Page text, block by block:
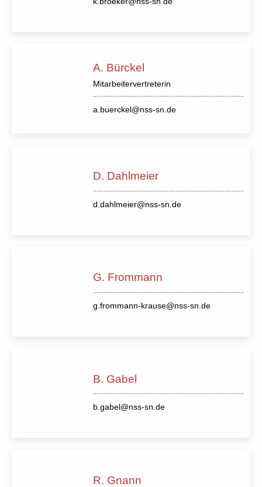
A. Bürckel
Mitarbeitervertreterin
a.buerckel@nss-sn.de
D. Dahlmeier
d.dahlmeier@nss-sn.de
G. Frommann
g.frommann-krause@nss-sn.de
B. Gabel
b.gabel@nss-sn.de
R. Gnann